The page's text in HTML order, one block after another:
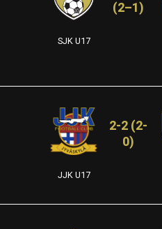
SJK U17
(2–1)
JJK U17
2-2 (2-
0)